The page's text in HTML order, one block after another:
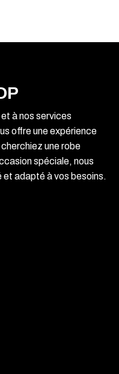
à nos services
offre une expérience
une robe
spéciale, nous
et adapté à vos besoins.